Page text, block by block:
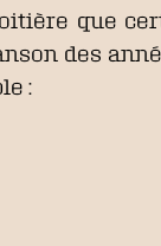
que
des
: